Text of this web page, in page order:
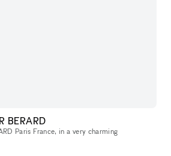
BERARD
Paris France, in a very charming